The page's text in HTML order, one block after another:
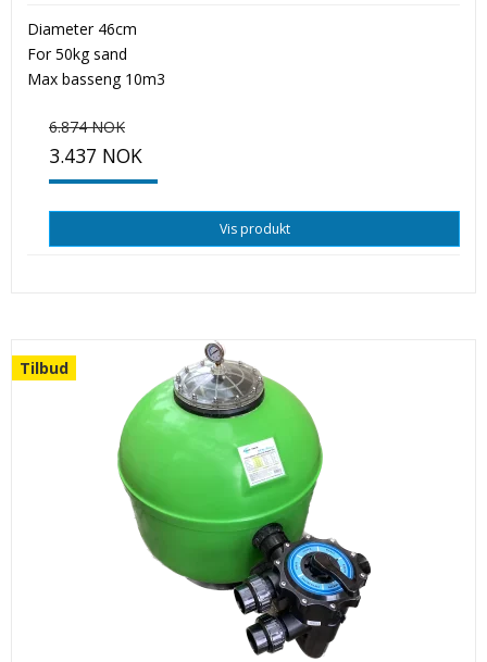
Diameter 46cm
For 50kg sand
Max basseng 10m3
6.874 NOK
3.437 NOK
Vis produkt
Tilbud